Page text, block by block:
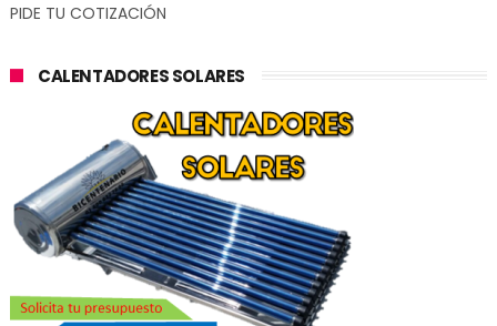
PIDE TU COTIZACIÓN
CALENTADORES SOLARES